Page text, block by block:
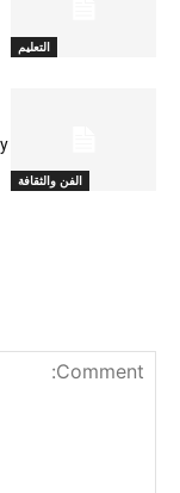
التعليم
الفن والثقافة